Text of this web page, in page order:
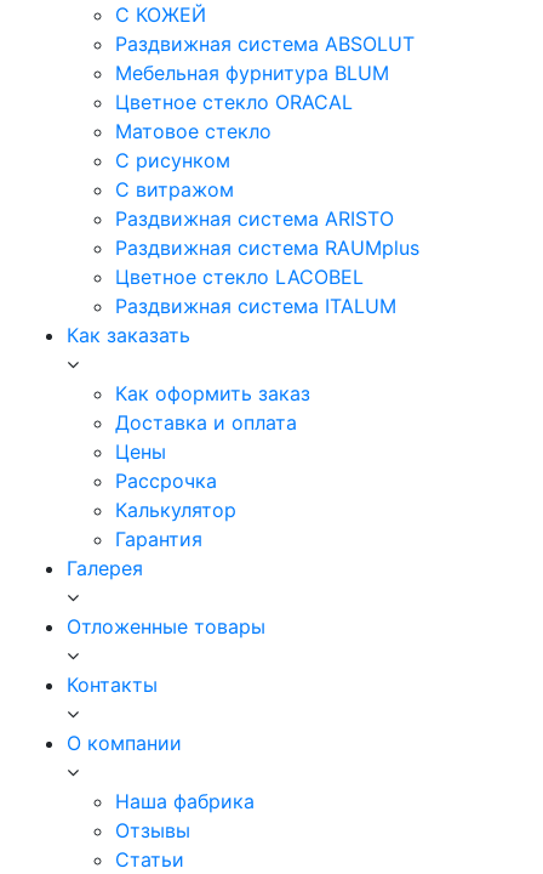
С КОЖЕЙ
Раздвижная система ABSOLUT
Мебельная фурнитура BLUM
Цветное стекло ORACAL
Матовое стекло
C рисунком
C витражом
Раздвижная система ARISTO
Раздвижная система RAUMplus
Цветное стекло LACOBEL
Раздвижная система ITALUM
Как заказать
Как оформить заказ
Доставка и оплата
Цены
Рассрочка
Калькулятор
Гарантия
Галерея
Отложенные товары
Контакты
О компании
Наша фабрика
Отзывы
Статьи